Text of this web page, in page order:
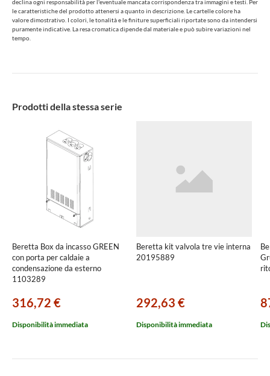
declina ogni responsabilità per l'eventuale mancata corrispondenza tra immagini e testi. Per
le caratteristiche del prodotto attenersi a quanto in descrizione. Le cartelle colore ha
valore dimostrativo. I colori, le tonalità e le finiture superficiali riportate sono da intendersi
puramente indicative. La resa cromatica dipende dal materiale e può subire variazioni nel
tempo.
Prodotti della stessa serie
Beretta Box da incasso GREEN
con porta per caldaie a
condensazione da esterno
1103289
316,72 €
Disponibilità immediata
Beretta kit valvola tre vie interna
20195889
292,63 €
Disponibilità immediata